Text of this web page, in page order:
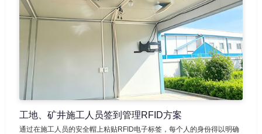
工地、矿井施工人员签到管理RFID方案
通过在施工人员的安全帽上粘贴RFID电子标签，每个人的身份得以明确